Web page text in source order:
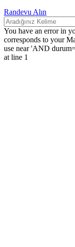
Randevu Alın
You have an error in
corresponds to your
use near 'AND
at line 1